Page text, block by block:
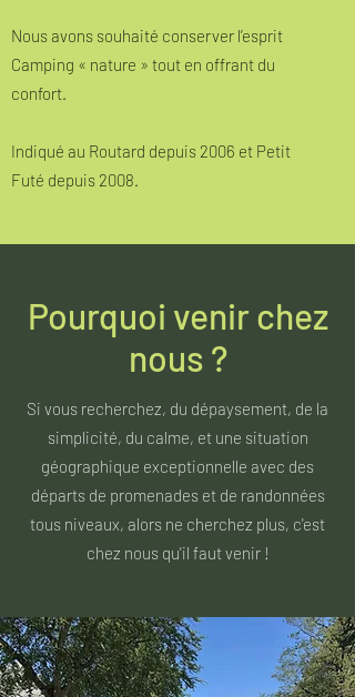
Nous avons souhaité conserver l’esprit
Camping « nature » tout en offrant du
confort.
Indiqué au Routard depuis 2006 et Petit
Futé depuis 2008.
Pourquoi venir chez
nous ?
Si vous recherchez, du dépaysement, de la
simplicité, du calme, et une situation
géographique exceptionnelle avec des
départs de promenades et de randonnées
tous niveaux, alors ne cherchez plus, c'est
chez nous qu'il faut venir !